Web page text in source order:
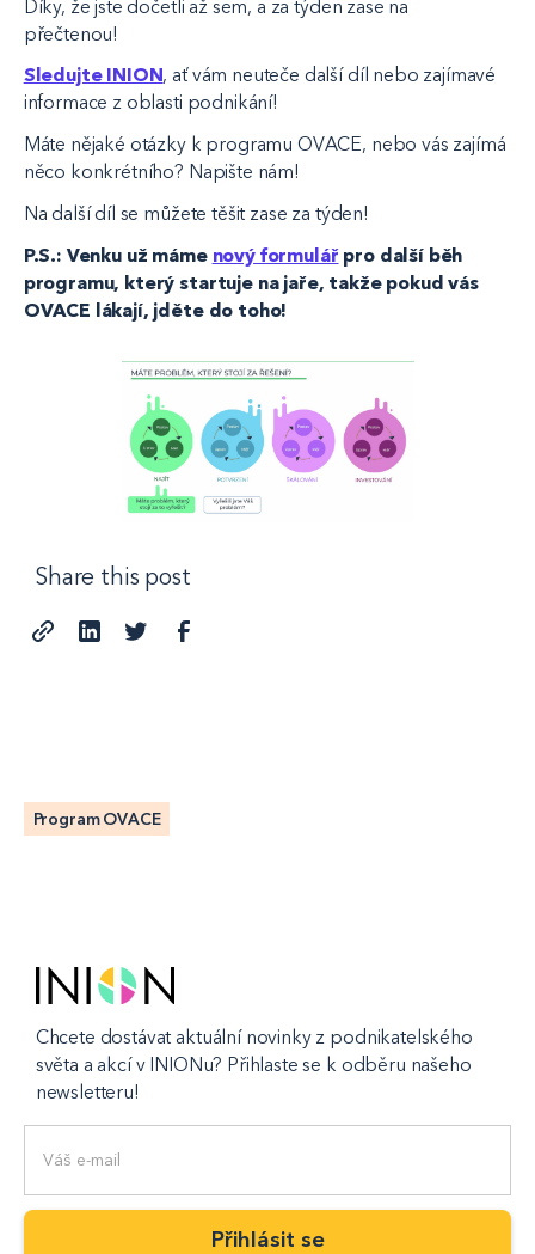
Díky, že jste dočetli až sem, a za týden zase na
přečtenou!
Sledujte INION, ať vám neuteče další díl nebo zajímavé
informace z oblasti podnikání!
Máte nějaké otázky k programu OVACE, nebo vás zajímá
něco konkrétního? Napište nám!
Na další díl se můžete těšit zase za týden!
P.S.: Venku už máme nový formulářpro další běh
programu, který startuje na jaře, takže pokud vás
OVACE lákají, jděte do toho!
Share this post
Program OVACE
Chcete dostávat aktuální novinky z podnikatelského
světa a akcí v INIONu? Přihlaste se k odběru našeho
newsletteru!